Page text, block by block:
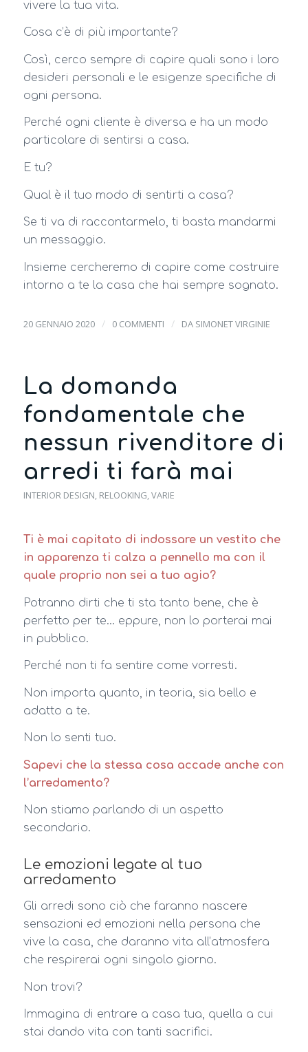
vivere la tua vita.
Cosa c’è di più importante?
Così, cerco sempre di capire quali sono i loro
desideri personali e le esigenze specifiche di
ogni persona.
Perché ogni cliente è diversa e ha un modo
particolare di sentirsi a casa.
E tu?
Qual è il tuo modo di sentirti a casa?
Se ti va di raccontarmelo, ti basta mandarmi
un messaggio.
Insieme cercheremo di capire come costruire
intorno a te la casa che hai sempre sognato.
20 GENNAIO 2020 / 0 COMMENTI / DA SIMONET VIRGINIE
La domanda
fondamentale che
nessun rivenditore di
arredi ti farà mai
INTERIOR DESIGN, RELOOKING,VARIE
Ti è mai capitato di indossare un vestito che
in apparenza ti calza a pennello ma con il
quale proprio non sei a tuo agio?
Potranno dirti che ti sta tanto bene, che è
perfetto per te… eppure, non lo porterai mai
in pubblico.
Perché non ti fa sentire come vorresti.
Non importa quanto, in teoria, sia bello e
adatto a te.
Non lo senti tuo.
Sapevi che la stessa cosa accade anche con
l’arredamento?
Non stiamo parlando di un aspetto
secondario.
Le emozioni legate al tuo
arredamento
Gli arredi sono ciò che faranno nascere
sensazioni ed emozioni nella persona che
vive la casa, che daranno vita all’atmosfera
che respirerai ogni singolo giorno.
Non trovi?
Immagina di entrare a casa tua, quella a cui
stai dando vita con tanti sacrifici.